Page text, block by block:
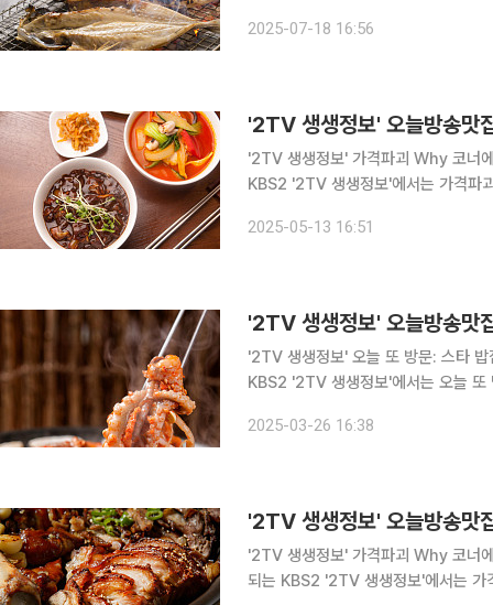
뉴로 선보인다. 한 방문자는 포털
2025-07-18 16:56
'2TV 생생정보' 가격파괴 Why 코너에서
KBS2 '2TV 생생정보'에서는 가격
알려진 '희○○'에서는 저렴한 가격으
2025-05-13 16:51
'2TV 생생정보' 오늘 또 방문: 스타 밥집 코
KBS2 '2TV 생생정보'에서는 오늘
에서는 콩국수부터 비빔국수, 항아리
2025-03-26 16:38
'2TV 생생정보' 가격파괴 Why 코너에서
되는 KBS2 '2TV 생생정보'에서는